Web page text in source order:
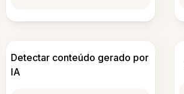
Detectar conteúdo gerado por
IA